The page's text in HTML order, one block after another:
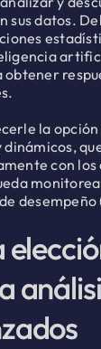
sus datos.
la
con los
desempeño